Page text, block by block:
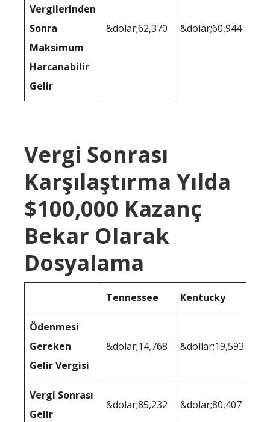
Vergilerinden
Sonra
Maksimum
Harcanabilir
Gelir
&dolar;62,370 &dolar;60,944
Vergi Sonrası
Karşılaştırma Yılda
$100,000 Kazanç
Bekar Olarak
Dosyalama
Tennessee Kentucky
Ödenmesi
Gereken
Gelir Vergisi
&dolar;14,768 &dollar;19,593
Vergi Sonrası
Gelir
&dolar;85,232 &dolar;80,407